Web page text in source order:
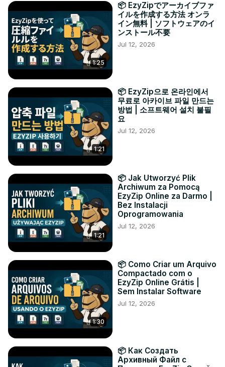
1:25
📦 EzyZipでアーカイブファ
イルを作成する方法 オンラ
イン無料 | ソフトウェアのイ
ンストール不要
Jul 12, 2026
1:21
📦 EzyZip으로 온라인에서
무료로 아카이브 파일 만드는
방법 | 소프트웨어 설치 불필
요
Jul 12, 2026
1:21
📦 Jak Utworzyć Plik
Archiwum za Pomocą
EzyZip Online za Darmo |
Bez Instalacji
Oprogramowania
Jul 12, 2026
1:30
📦 Como Criar um Arquivo
Compactado com o
EzyZip Online Grátis |
Sem Instalar Software
Jul 12, 2026
📦 Как Создать
Архивный Файл с